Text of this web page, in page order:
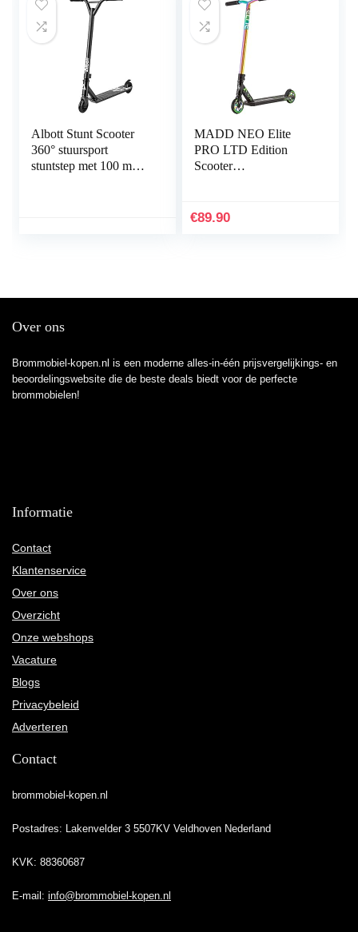
Albott Stunt Scooter
360° stuursport
stuntstep met 100 mm
MADD NEO Elite
PRO LTD Edition
Scooter
€89.90
Over ons
Brommobiel-kopen.nl is een moderne alles-in-één prijsvergelijkings- en
beoordelingswebsite die de beste deals biedt voor de perfecte
brommobielen!
Informatie
Contact
Klantenservice
Over ons
Overzicht
Onze webshops
Vacature
Blogs
Privacybeleid
Adverteren
Contact
brommobiel-kopen.nl
Postadres: Lakenvelder 3 5507KV Veldhoven Nederland
KVK: 88360687
E-mail: info@brommobiel-kopen.nl